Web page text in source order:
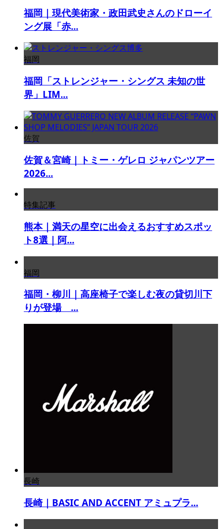
福岡｜現代美術家・政田武史さんのドローイ
ング展「赤...
福岡
福岡「ストレンジャー・シングス 未知の世
界」LIM...
佐賀
佐賀＆宮崎｜トミー・ゲレロ ジャパンツアー
2026...
特集記事
熊本｜満天の星空に出会えるおすすめスポッ
ト8選｜阿...
福岡
福岡・柳川｜高座椅子で楽しむ夜の貸切川下
りが登場 ...
長崎
長崎｜BASIC AND ACCENT アミュプラ...